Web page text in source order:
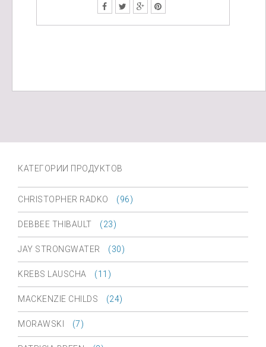
КАТЕГОРИИ ПРОДУКТОВ
CHRISTOPHER RADKO (96)
DEBBEE THIBAULT (23)
JAY STRONGWATER (30)
KREBS LAUSCHA (11)
MACKENZIE CHILDS (24)
MORAWSKI (7)